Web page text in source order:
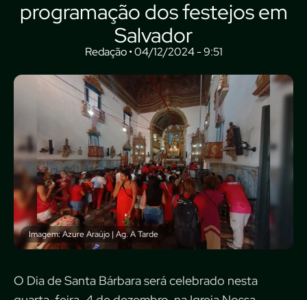
programação dos festejos em
Salvador
Redação • 04/12/2024 - 9:51
Imagem: Azure Araújo | Ag. A Tarde
O Dia de Santa Bárbara será celebrado nesta